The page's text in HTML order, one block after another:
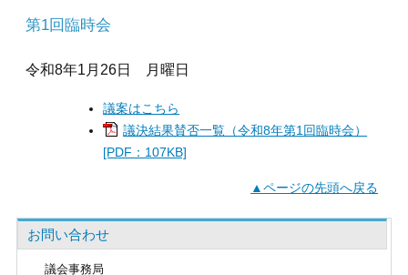
第1回臨時会
令和8年1月26日 月曜日
議案はこちら
議決結果賛否一覧（令和8年第1回臨時会）
[PDF：107KB]
▲ページの先頭へ戻る
お問い合わせ
議会事務局